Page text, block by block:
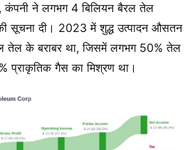
ने लगभग 4 बिलियन बैरल तेल
सूचना दी। 2023 में शुद्ध उत्पादन औसतन
तेल के बराबर था, जिसमें लगभग 50% तेल
गैस का मिश्रण था।